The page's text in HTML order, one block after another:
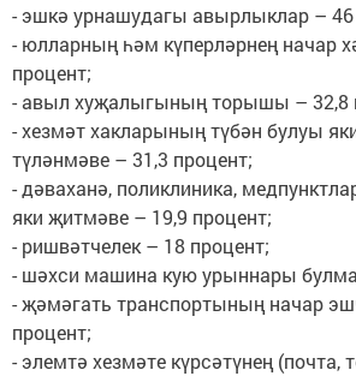
- эшкә урнашудагы авырлыклар – 46
- юлларның һәм күперләрнең начар
процент;
- авыл хуҗалыгының торышы – 32,8
- хезмәт хакларының түбән булуы
түләнмәве – 31,3 процент;
- дәваханә, поликлиника,
яки җитмәве – 19,9 процент;
- ришвәтчелек – 18 процент;
- шәхси машина кую урыннары
- җәмәгать транспортының начар
процент;
- элемтә хезмәте күрсәтүнең (почта,